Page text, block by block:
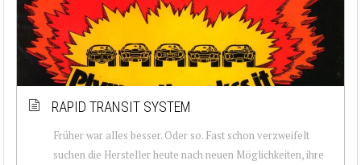
RAPID TRANSIT SYSTEM
Früher war alles besser. Oder so. Fast schon verzweifelt
suchen die Hersteller heute nach neuen Möglichkeiten, ihre